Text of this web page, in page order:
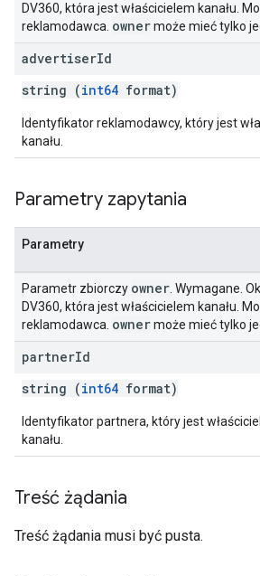
DV360, która jest właścicielem kanału.
reklamodawca. ownermoże mieć tylko
advertiserId
string (int64 format)
Identyfikator reklamodawcy, który jest
kanału.
Parametry zapytania
Parametry
Parametr zbiorczy owner . Wymagane.
DV360, która jest właścicielem kanału.
reklamodawca. ownermoże mieć tylko
partnerId
string (int64 format)
Identyfikator partnera, który jest
kanału.
Treść żądania
Treść żądania musi być pusta.